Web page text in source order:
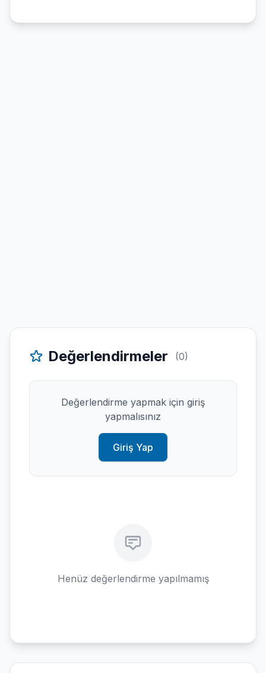
Değerlendirmeler (0)
Değerlendirme yapmak için giriş
yapmalısınız
Giriş Yap
Henüz değerlendirme yapılmamış